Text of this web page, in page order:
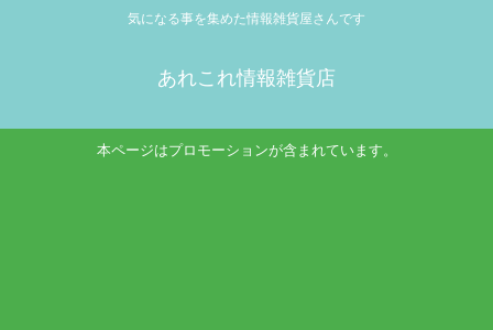
気になる事を集めた情報雑貨屋さんです
あれこれ情報雑貨店
本ページはプロモーションが含まれています。